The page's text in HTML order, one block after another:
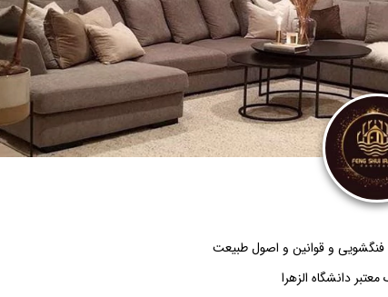
فنگشویی و قوانین و اصول طبیعت
دانشگاه الزهرا